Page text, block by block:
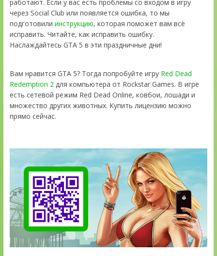
работают. Если у вас есть проблемы со входом в игру
через Social Club или появляется ошибка, то мы
подготовили инструкцию, которая поможет вам всё
исправить. Читайте, как исправить ошибку.
Наслаждайтесь GTA 5 в эти праздничные дни!
Вам нравится GTA 5? Тогда попробуйте игру Red Dead
Redemption 2для компьютера от Rockstar Games. В игре
есть сетевой режим Red Dead Online, ковбои, лошади и
множество других животных. Купить лицензию можно
прямо сейчас.